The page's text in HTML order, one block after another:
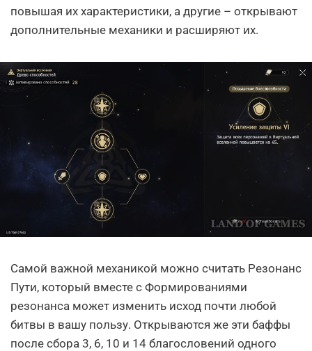
повышая их характеристики, а другие – открывают
дополнительные механики и расширяют их.
Самой важной механикой можно считать Резонанс
Пути, который вместе с Формированиями
резонанса может изменить исход почти любой
битвы в вашу пользу. Открываются же эти баффы
после сбора 3, 6, 10 и 14 благословений одного